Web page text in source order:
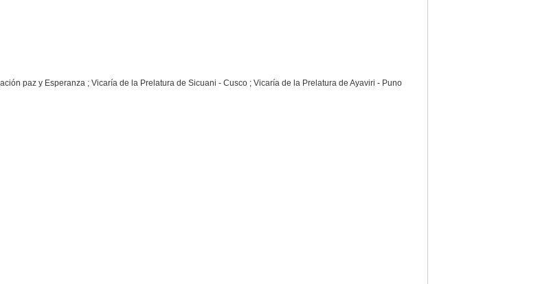
paz y Esperanza ; Vicaría de la Prelatura de Sicuani - Cusco ; Vicaría de la Prelatura de Ayaviri - Puno